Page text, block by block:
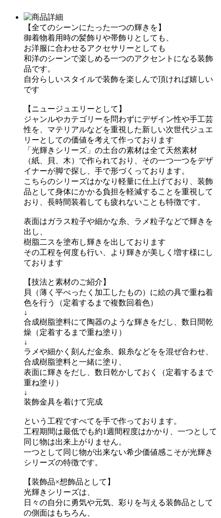
【全てのシーンにたった一つの輝きを】
御着物着用時の髪飾りや帯飾りとしても、
お洋服に合わせるアクセサリーとしても
和洋のシーンで楽しめる一つのアクセントになる装飾
品です。
自分らしいスタイルで装飾を楽しんで頂ければ嬉しい
です
【ニュージュエリーとして】
ジャンルやカテゴリーを問わずにデザイン性や手工芸
性を、マテリアルなどを重視した新しい次世代ジュエ
リーとしての価値を考えて作っております
「光輝きシリーズ」の土台の素材は全て天然素材
（紙、貝、木）で作られており、その一つ一つをデザ
イナーが脚で探し、手で形づくっております。
こちらのシリーズはかなり軽量に仕上げており、装飾
品として身体にかかる負担を軽減することを重視して
おり、長時間装着しても疲れないことも特徴です。
表面はガラス粒子や細かな糸、ラメ粒子などで輝きを
出し、
樹脂二スを塗布し輝きを出しております
その工程を何度も行い、より輝きが美しく増す様にし
ております
【技法と素材のご紹介】
貝（薄く平べったく加工したもの）に絵の具で重ね着
色を行う（定着するまで複数回着色）
↓
合成樹脂塗料にて陶器のような輝きをだし、数日間乾
燥（定着するまで重ね塗り）
↓
ラメや細かく刻んだ金糸、銀糸などをを混ぜ合わせ、
合成樹脂塗料と一緒に塗り、
表面に輝きをだし、数日乾かしておく（定着するまで
重ね塗り）
↓
装飾金具を着けて完成
という工程ですべてを手で作っております。
工程期間は最低でも約1週間程度はかかり、一つとして
同じ物は出来上がりません。
一つとして同じ物が出来ない希少価値感こそが光輝き
シリーズの特徴です。
【装飾品×想飾品として】
光輝きシリーズは、
日々の自分に勇気や元気、彩りを与える装飾品として
の側面はもちろん、